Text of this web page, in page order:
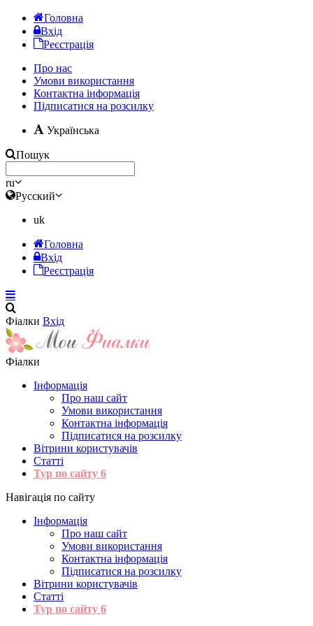
Головна
Вхід
Реєстрація
Про нас
Умови використання
Контактна інформація
Підписатися на розсилку
Українська
Пошук
ru
Русский
uk
Головна
Вхід
Реєстрація
Фіалки Вхід
Фіалки
Інформація
Про наш сайт
Умови використання
Контактна інформація
Підписатися на розсилку
Вітрини користувачів
Статті
Тур по сайту 6
Навігація по сайту
Інформація
Про наш сайт
Умови використання
Контактна інформація
Підписатися на розсилку
Вітрини користувачів
Статті
Тур по сайту 6